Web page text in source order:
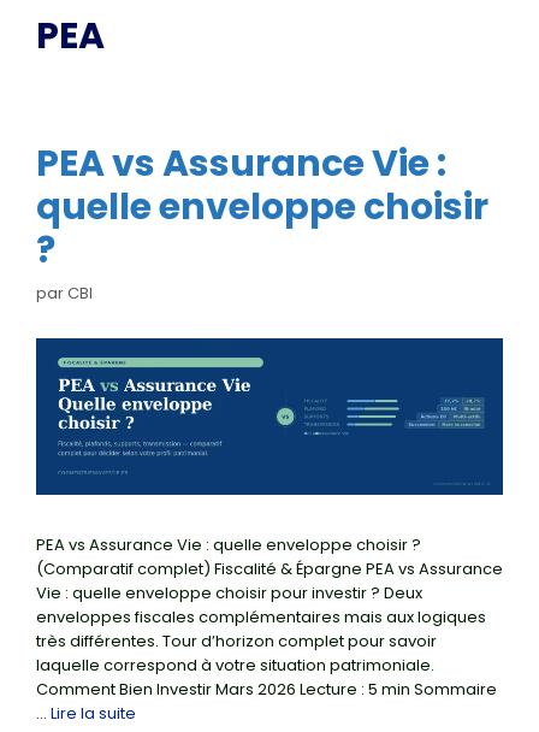
PEA
PEA vs Assurance Vie :
quelle enveloppe choisir
?
parCBI
PEA vs Assurance Vie : quelle enveloppe choisir ?
(Comparatif complet) Fiscalité & Épargne PEA vs Assurance
Vie : quelle enveloppe choisir pour investir ? Deux
enveloppes fiscales complémentaires mais aux logiques
très différentes. Tour d’horizon complet pour savoir
laquelle correspond à votre situation patrimoniale.
Comment Bien Investir Mars 2026 Lecture : 5 min Sommaire
… Lire la suite